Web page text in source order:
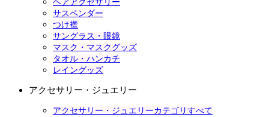
ヘアアクセサリー
サスペンダー
つけ襟
サングラス・眼鏡
マスク・マスクグッズ
タオル・ハンカチ
レイングッズ
アクセサリー・ジュエリー
アクセサリー・ジュエリーカテゴリすべて